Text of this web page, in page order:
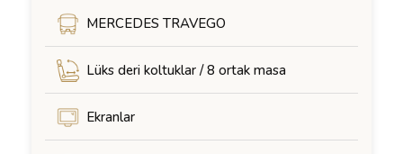
MERCEDES TRAVEGO
Lüks deri koltuklar / 8 ortak masa
Ekranlar